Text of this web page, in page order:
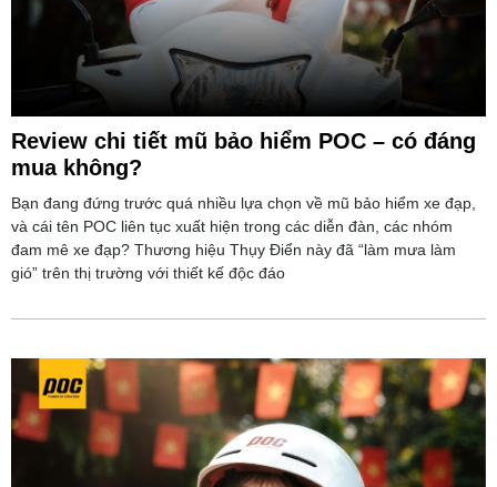
Review chi tiết mũ bảo hiểm POC – có đáng
mua không?
Bạn đang đứng trước quá nhiều lựa chọn về mũ bảo hiểm xe đạp,
và cái tên POC liên tục xuất hiện trong các diễn đàn, các nhóm
đam mê xe đạp? Thương hiệu Thụy Điển này đã “làm mưa làm
gió” trên thị trường với thiết kế độc đáo